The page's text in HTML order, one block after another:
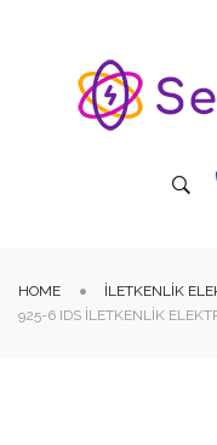
HOME İLETKENLIK
925-6 IDS İLETKENLIK